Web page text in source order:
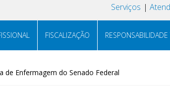
Serviços
FISCALIZAÇÃO RESPONSABILIDADE
de Enfermagem do Senado Federal